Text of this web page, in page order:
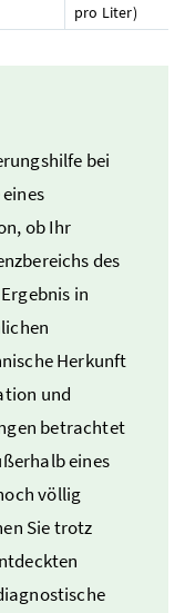
pro Liter)
bei
ob Ihr
des
in
Herkunft
und
betrachtet
eines
völlig
Sie trotz